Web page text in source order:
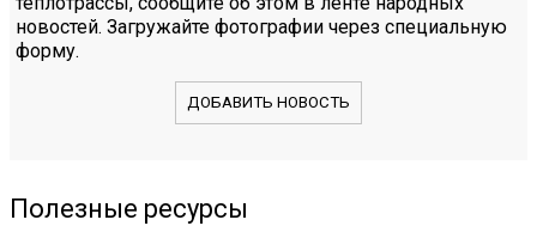
новостей. Загружайте фотографии через специальную
форму.
ДОБАВИТЬ НОВОСТЬ
Полезные ресурсы